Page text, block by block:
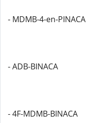
- MDMB-4-en-PINACA
- ADB-BINACA
- 4F-MDMB-BINACA